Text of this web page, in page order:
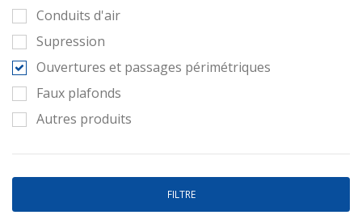
Conduits d'air
Supression
Ouvertures et passages périmétriques
Faux plafonds
Autres produits